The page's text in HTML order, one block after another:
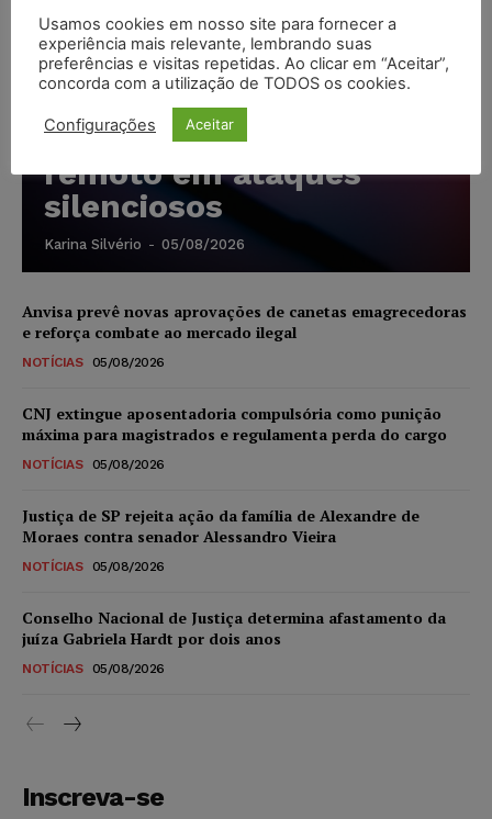
Cibercriminosos
exploram softwares
legítimos para instalar
ferramentas de acesso
remoto em ataques
silenciosos
Karina Silvério - 05/08/2026
Anvisa prevê novas aprovações de canetas emagrecedoras
e reforça combate ao mercado ilegal
NOTÍCIAS 05/08/2026
CNJ extingue aposentadoria compulsória como punição
máxima para magistrados e regulamenta perda do cargo
NOTÍCIAS 05/08/2026
Justiça de SP rejeita ação da família de Alexandre de
Moraes contra senador Alessandro Vieira
NOTÍCIAS 05/08/2026
Conselho Nacional de Justiça determina afastamento da
juíza Gabriela Hardt por dois anos
NOTÍCIAS 05/08/2026
Inscreva-se
Usamos cookies em nosso site para fornecer a
experiência mais relevante, lembrando suas
preferências e visitas repetidas. Ao clicar em “Aceitar”,
concorda com a utilização de TODOS os cookies.
Configurações Aceitar